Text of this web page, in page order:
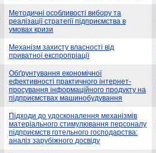
Методичні особливості вибору та
реалізації стратегії підприємства в
умовах кризи
Механізм захисту власності від
приватної експропріації
Обґрунтування економічної
ефективності практичного інтернет-
просування інформаційного продукту на
підприємствах машинобудування
Підходи до удосконалення механізмів
матеріального стимулювання персоналу
підприємств готельного господарства:
аналіз зарубіжного досвіду